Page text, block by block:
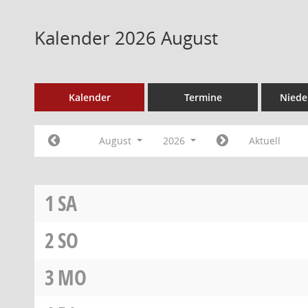
Kalender 2026 August
Kalender Termine
August 2026 Aktuell
1 SA
2SO
3MO